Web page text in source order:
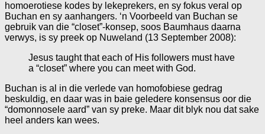
homoerotiese kodes by lekeprekers, en sy fokus veral op
Buchan en sy aanhangers. ‘n Voorbeeld van Buchan se
gebruik van die “closet”-konsep, soos Baumhaus daarna
verwys, is sy preek op Nuweland (13 September 2008):
Jesus taught that each of His followers must have
a “closet” where you can meet with God.
Buchan is al in die verlede van homofobiese gedrag
beskuldig, en daar was in baie geledere konsensus oor die
“domonnosele aard” van sy preke. Maar dit blyk nou dat sake
heel anders kan wees.